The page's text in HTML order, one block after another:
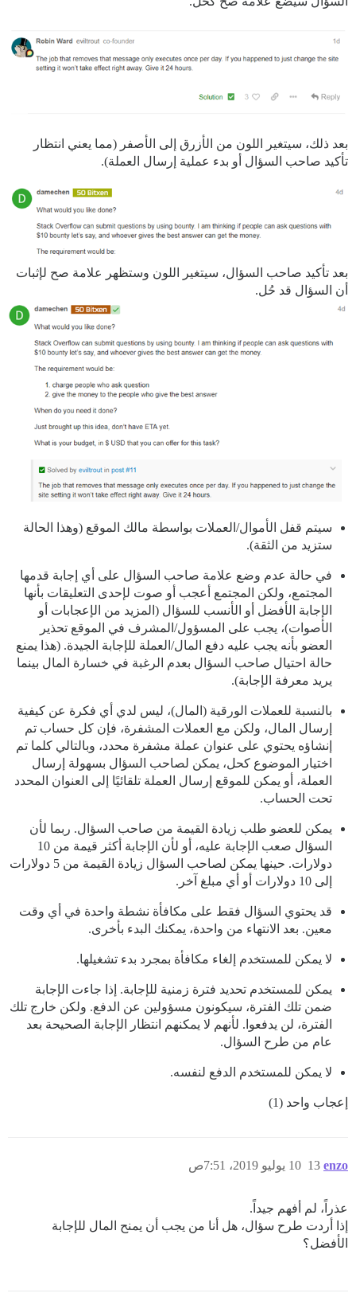
بعد ذلك، سيتغير اللون من الأزرق إلى الأصفر (مما يعني انتظار
تأكيد صاحب السؤال أو بدء عملية إرسال العملة).
بعد تأكيد صاحب السؤال، سيتغير اللون وستظهر علامة صح لإثبات
أن السؤال قد حُل.
سيتم قفل الأموال/العملات بواسطة مالك الموقع (وهذا الحالة
ستزيد من الثقة).
في حالة عدم وضع علامة صاحب السؤال على أي إجابة قدمها
المجتمع، ولكن المجتمع أعجب أو صوت لإحدى التعليقات بأنها
الإجابة الأفضل أو الأنسب للسؤال (المزيد من الإعجابات أو
الأصوات)، يجب على المسؤول/المشرف في الموقع تحذير
العضو بأنه يجب عليه دفع المال/العملة للإجابة الجيدة. (هذا يمنع
حالة احتيال صاحب السؤال بعدم الرغبة في خسارة المال بينما
يريد معرفة الإجابة).
بالنسبة للعملات الورقية (المال)، ليس لدي أي فكرة عن كيفية
إرسال المال، ولكن مع العملات المشفرة، فإن كل حساب تم
إنشاؤه يحتوي على عنوان عملة مشفرة محدد، وبالتالي كلما تم
اختيار الموضوع كحل، يمكن لصاحب السؤال بسهولة إرسال
العملة، أو يمكن للموقع إرسال العملة تلقائيًا إلى العنوان المحدد
تحت الحساب.
يمكن للعضو طلب زيادة القيمة من صاحب السؤال. ربما لأن
السؤال صعب الإجابة عليه، أو لأن الإجابة أكثر قيمة من 10
دولارات. حينها يمكن لصاحب السؤال زيادة القيمة من 5 دولارات
إلى 10 دولارات أو أي مبلغ آخر.
قد يحتوي السؤال فقط على مكافأة نشطة واحدة في أي وقت
معين. بعد الانتهاء من واحدة، يمكنك البدء بأخرى.
لا يمكن للمستخدم إلغاء مكافأة بمجرد بدء تشغيلها.
يمكن للمستخدم تحديد فترة زمنية للإجابة. إذا جاءت الإجابة
ضمن تلك الفترة، سيكونون مسؤولين عن الدفع. ولكن خارج تلك
الفترة، لن يدفعوا. لأنهم لا يمكنهم انتظار الإجابة الصحيحة بعد
عام من طرح السؤال.
لا يمكن للمستخدم الدفع لنفسه.
إعجاب واحد (1)
enzo 10 يوليو 2019، 7:51ص 13
عذراً، لم أفهم جيداً.
إذا أردت طرح سؤال، هل أنا من يجب أن يمنح المال للإجابة
الأفضل؟